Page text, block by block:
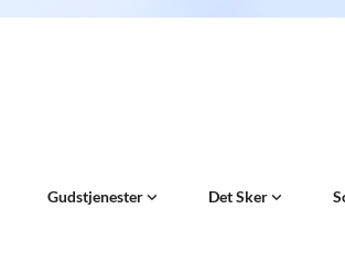
Gudstjenester Det Sker